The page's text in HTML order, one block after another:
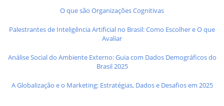
O que são Organizações Cognitivas
Palestrantes de Inteligência Artificial no Brasil: Como Escolher e O que
Avaliar
Análise Social do Ambiente Externo: Guia com Dados Demográficos do
Brasil 2025
A Globalização e o Marketing: Estratégias, Dados e Desafios em 2025